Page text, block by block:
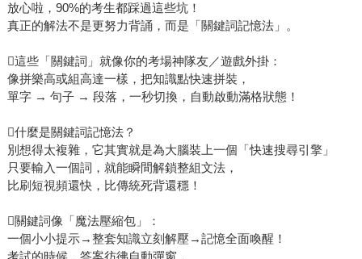
放心啦，90%的考生都踩過這些坑！
真正的解法不是更努力背誦，而是「關鍵詞記憶法」。
這些「關鍵詞」就像你的考場神隊友／遊戲外掛：
像拼樂高或組高達一樣，把知識點快速拼裝，
單字 → 句子 → 段落，一秒切換，自動啟動滿格狀態！
什麼是關鍵詞記憶法？
別想得太複雜，它其實就是為大腦裝上一個「快速搜尋引擎」
只要輸入一個詞，就能瞬間解鎖整組文法，
比刷短視頻還快，比傳統死背還穩！
關鍵詞像「魔法壓縮包」：
一個小小提示→整套知識立刻解壓→記憶全面喚醒！